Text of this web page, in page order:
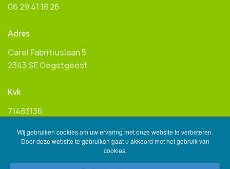
06 29 41 18 26
Adres
Carel Fabritiuslaan 5
2343 SE Oegstgeest
Kvk
71483136
Btw ID
Wij gebruiken cookies om uw ervaring met onze website te verbeteren.
Door deze website te gebruiken gaat u akkoord met het gebruik van
cookies.